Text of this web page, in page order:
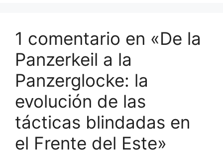
1 comentario en «De la
Panzerkeil a la
Panzerglocke: la
evolución de las
tácticas blindadas en
el Frente del Este»